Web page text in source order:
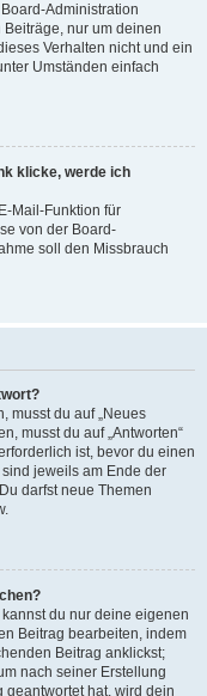
Administration
nur um deinen
Verhalten nicht und ein
Umständen einfach
klicke, werde ich
Mail-Funktion für
von der Board-
soll den Missbrauch
musst du auf „Neues
musst du auf „Antworten“
ist, bevor du einen
jeweils am Ende der
darfst neue Themen
du nur deine eigenen
Beitrag bearbeiten, indem
Beitrag anklickst;
nach seiner Erstellung
hat, wird dein